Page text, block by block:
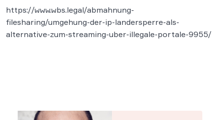
https://www.wbs.legal/abmahnung-
filesharing/umgehung-der-ip-landersperre-als-
alternative-zum-streaming-uber-illegale-portale-9955/